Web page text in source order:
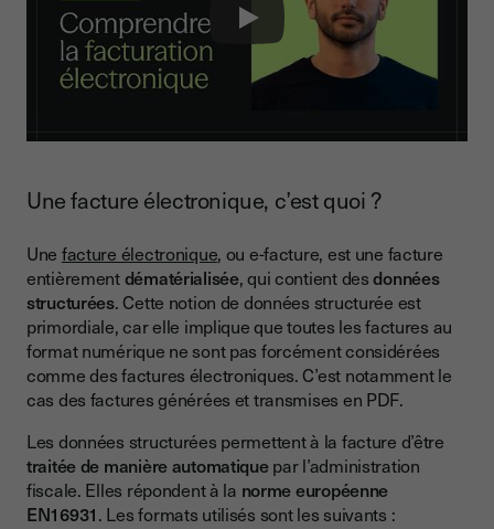
Play
Une facture électronique, c’est quoi ?
Une facture électronique, ou e-facture, est une facture
entièrementdématérialisée, qui contient desdonnées
structurées. Cette notion de données structurée est
primordiale, car elle implique que toutes les factures au
format numérique ne sont pas forcément considérées
comme des factures électroniques. C’est notamment le
cas des factures générées et transmises en PDF.
Les données structurées permettent à la facture d’être
traitée de manière automatiquepar l’administration
fiscale. Elles répondent à la norme européenne
EN16931. Les formats utilisés sont les suivants :